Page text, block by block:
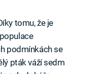
tomu, že je
podmínkách se
pták váží sedm